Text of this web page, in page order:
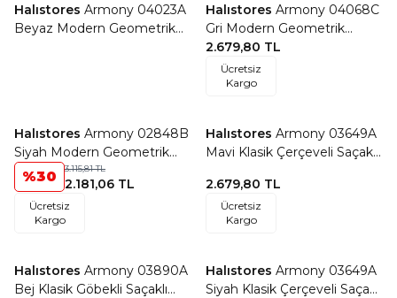
Favorilere Ekle
Halıstores Armony 04023A
Beyaz Modern Geometrik
Favorilere Ekle
Halıstores Armony 04068C
Gri Modern Geometrik
Desenli Saçaklı Salon Halısı
2.679,80 TL
Ücretsiz
Kargo
Favorilere Ekle
Halıstores Armony 02848B
Siyah Modern Geometrik
Desenli Saçaklı Salon Halısı
%30 3.115,81TL
2.181,06 TL
Ücretsiz
Kargo
Favorilere Ekle
Halıstores Armony 03649A
Mavi Klasik Çerçeveli Saçaklı
2.679,80 TL
Ücretsiz
Kargo
Favorilere Ekle
Halıstores Armony 03890A
Bej Klasik Göbekli Saçaklı
Favorilere Ekle
Halıstores Armony 03649A
Siyah Klasik Çerçeveli Saçaklı